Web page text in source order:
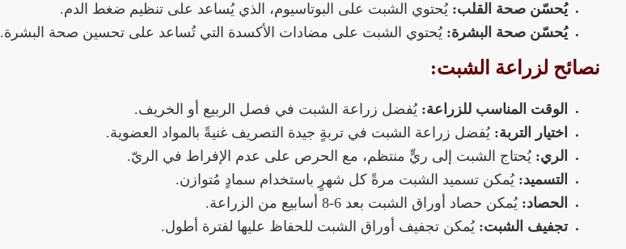
يُحسّن صحة القلب: يُحتوي الشبت على البوتاسيوم، الذي يُساعد على تنظيم ضغط الدم.
يُحسّن صحة البشرة: يُحتوي الشبت على مضادات الأكسدة التي تُساعد على تحسين صحة البشرة.
نصائح لزراعة الشبت:
الوقت المناسب للزراعة: يُفضل زراعة الشبت في فصل الربيع أو الخريف.
اختيار التربة: يُفضل زراعة الشبت في تربةٍ جيدة التصريف غنيةً بالمواد العضوية.
الري: يُحتاج الشبت إلى ريٍّ منتظم، مع الحرص على عدم الإفراط في الريّ.
التسميد: يُمكن تسميد الشبت مرةً كل شهرٍ باستخدام سمادٍ مُتوازن.
الحصاد: يُمكن حصاد أوراق الشبت بعد 6-8 أسابيع من الزراعة.
تجفيف الشبت: يُمكن تجفيف أوراق الشبت للحفاظ عليها لفترة أطول.